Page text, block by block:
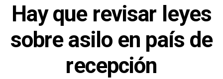
Hay que revisar leyes
sobre asilo en país de
recepción